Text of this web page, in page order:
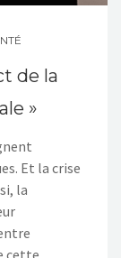
de la
»
Et la crise
la